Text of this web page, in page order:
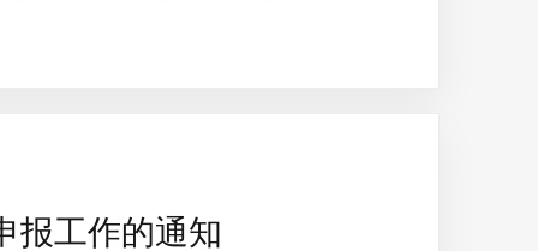
报工作的通知